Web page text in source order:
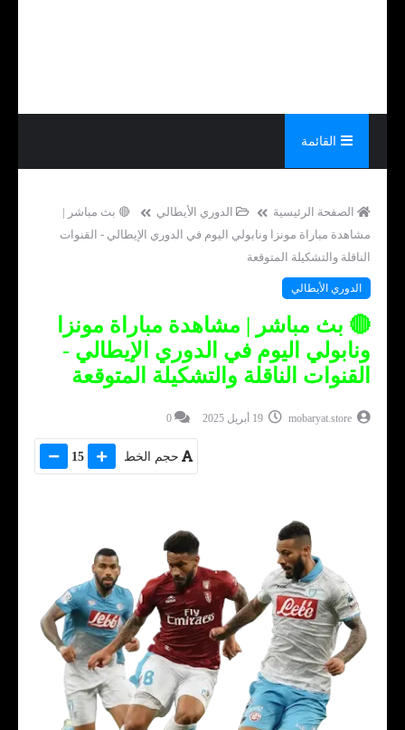
القائمة
الصفحة الرئيسية الدوري الأيطالي
🔴 بث مباشر |
مشاهدة مباراة مونزا ونابولي اليوم في الدوري الإيطالي - القنوات
الناقلة والتشكيلة المتوقعة
الدوري الأيطالي
🔴 بث مباشر | مشاهدة مباراة مونزا
ونابولي اليوم في الدوري الإيطالي -
القنوات الناقلة والتشكيلة المتوقعة
mobaryat.store 19 أبريل 2025 0
حجم الخط 15